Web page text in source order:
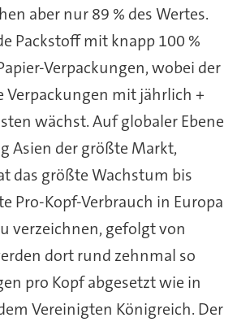
aber nur 89 % des Wertes.
Packstoff mit knapp 100 %
Verpackungen, wobei der
Verpackungen mit jährlich +
wächst. Auf globaler Ebene
Asien der größte Markt,
das größte Wachstum bis
Pro-Kopf-Verbrauch in Europa
verzeichnen, gefolgt von
dort rund zehnmal so
pro Kopf abgesetzt wie in
Vereinigten Königreich. Der